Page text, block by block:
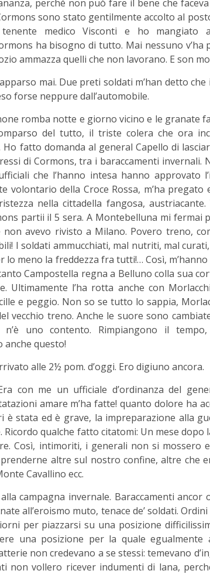
perché non può fare il bene che
sono stato gentilmente accolto al
medico Visconti e ho mangiato
ha bisogno di tutto. Mai nessuno
ammazza quelli che non lavorano. E son
mai. Due preti soldati m’han detto
forse neppure dall’automobile.
romba notte e giorno vicino e le granate
del tutto, il triste colera che ora
Ho fatto domanda al general Capello di
di Cormons, tra i baraccamenti invernali.
che l’hanno intesa hanno approvato
volontario della Croce Rossa, m’ha
nella cittadella fangosa,
partii il 5 sera. A Montebelluna mi
avevo rivisto a Milano. Povero treno,
I soldati ammucchiati, mal nutriti, mal
lo meno la freddezza fra tutti!… Così,
Campostella regna a Belluno colla sua
Ultimamente l’ha rotta anche con
e peggio. Non so se tutto lo sappia,
vecchio treno. Anche le suore sono
uno contento. Rimpiangono il
anche questo!
alle 2½ pom. d’oggi. Ero digiuno ancora.
con me un ufficiale d’ordinanza del
amare m’ha fatte! quanto dolore ha
è stata ed è grave, la impreparazione alla
Ricordo qualche fatto citatomi: Un mese
Così, intimoriti, i generali non si mossero
altre sul nostro confine, altre che
Cavallino ecc.
campagna invernale. Baraccamenti ancor
all’eroismo muto, tenace de’ soldati.
per piazzarsi su una posizione
una posizione per la quale egualmente
non credevano a se stessi: temevano
non vollero ricever indumenti di lana,